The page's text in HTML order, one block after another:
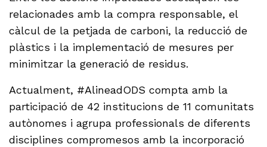
relacionades amb la compra responsable, el
càlcul de la petjada de carboni, la reducció de
plàstics i la implementació de mesures per
minimitzar la generació de residus.
Actualment, #AlineadODS compta amb la
participació de 42 institucions de 11 comunitats
autònomes i agrupa professionals de diferents
disciplines compromesos amb la incorporació